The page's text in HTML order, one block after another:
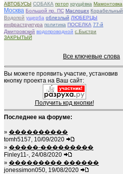
АВТОБУСЫ СОБАКА потоп хрущёвка Мамонтовка
Москва Большой пр. ПС Маслоцех Корабельный
Водопой ущерба облезлый ЛЮБЕРЦЫ
инфраструктура политика ПОСЕЛКА 77-й
Дмитровский водопроводной с.Быстри
ЗАКРЫТЫЙ
Все ключевые слова
Вы можете проявить участие, установив
кнопку проекта на Ваш сайт:
Получить код кнопки!
Последнее на форуме:
» ����������
tomh5157, 10/09/2020
» �����-���������
Finley11-, 24/08/2020
» ��������� ������
jonessimon050, 19/08/2020